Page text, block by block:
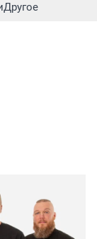
Другое